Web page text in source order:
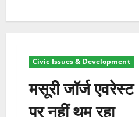
Civic Issues & Development
मसूरी जॉर्ज एवरेस्ट
पर नहीं थम रहा